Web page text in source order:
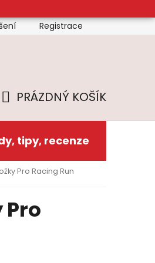
Platba Reklamační řád
Registrace
KOŠÍK
PRÁZDNÝ KOŠÍK
tipy, recenze
Pro Racing Run